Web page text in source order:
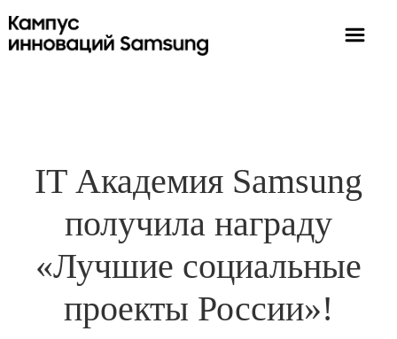
IT Академия Samsung
получила награду
«Лучшие социальные
проекты России»!